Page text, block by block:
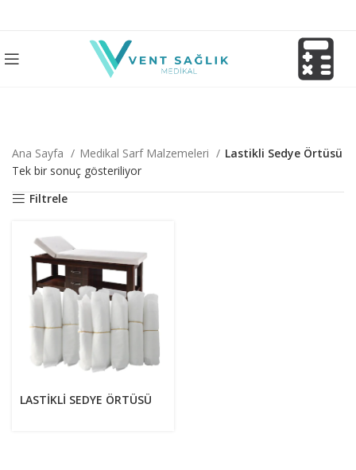
Ana Sayfa Medikal Sarf Malzemeleri
Lastikli Sedye Örtüsü
Tek bir sonuç gösteriliyor
Filtrele
LASTIKLI SEDYE ÖRTÜSÜ